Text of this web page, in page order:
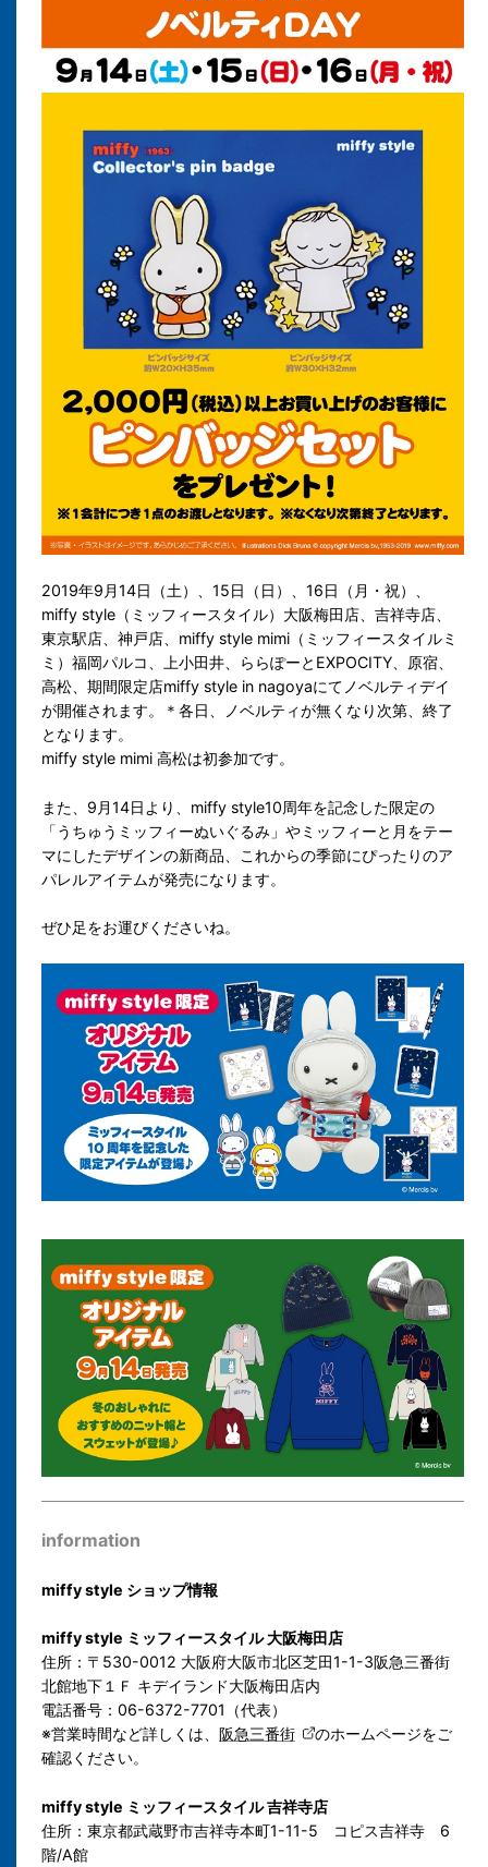
2019年9月14日（土）、15日（日）、16日（月・祝）、
miffy style（ミッフィースタイル）大阪梅田店、吉祥寺店、
東京駅店、神戸店、miffy style mimi（ミッフィースタイルミ
ミ）福岡パルコ、上小田井、ららぽーとEXPOCITY、原宿、
高松、期間限定店miffy style in nagoyaにてノベルティデイ
が開催されます。
＊各日、ノベルティが無くなり次第、終了
となります。
miffy style mimi 高松は初参加です。
また、9月14日より、miffy style10周年を記念した限定の
「うちゅうミッフィーぬいぐるみ」やミッフィーと月をテー
マにしたデザインの新商品、これからの季節にぴったりのア
パレルアイテムが発売になります。
ぜひ足をお運びくださいね。
information
miffy style ショップ情報
miffy style ミッフィースタイル 大阪梅田店
住所：〒530-0012 大阪府大阪市北区芝田1-1-3阪急三番街
北館地下１Ｆ キデイランド大阪梅田店内
電話番号： 06-6372-7701（代表）
※営業時間など詳しくは、 阪急三番街
のホームページをご
確認ください。
miffy style ミッフィースタイル 吉祥寺店
住所：東京都武蔵野市吉祥寺本町1-11-5 コピス吉祥寺 6
階/A館